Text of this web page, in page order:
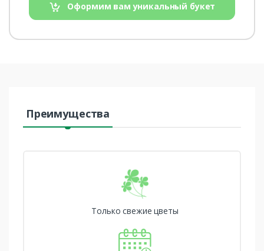
Оформим вам уникальный букет
Преимущества
Только свежие цветы